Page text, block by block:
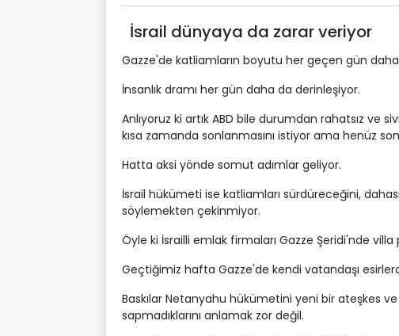
İsrail dünyaya da zarar veriyor
Gazze'de katliamların boyutu her geçen gün
İnsanlık dramı her gün daha da derinleşiyor.
Anlıyoruz ki artık ABD bile durumdan rahatsız ve
kısa zamanda sonlanmasını istiyor ama henüz
Hatta aksi yönde somut adımlar geliyor.
İsrail hükümeti ise katliamları sürdüreceğini,
söylemekten çekinmiyor.
Öyle ki İsrailli emlak firmaları Gazze Şeridi'nde
Geçtiğimiz hafta Gazze'de kendi vatandaşı
Baskılar Netanyahu hükümetini yeni bir ateşkes
sapmadıklarını anlamak zor değil.